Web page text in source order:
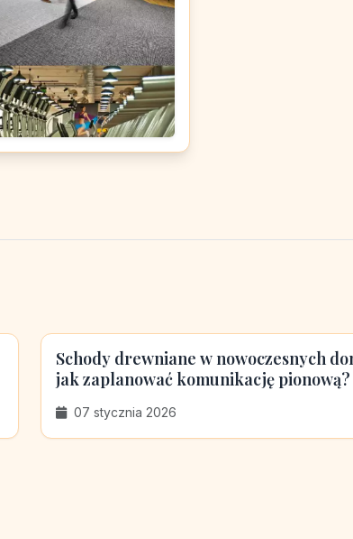
Schody drewniane w nowoczesnych
jak zaplanować komunikację pionową?
07 stycznia 2026